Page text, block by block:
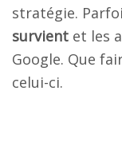
stratégie.
survient et les
Google. Que
celui-ci.